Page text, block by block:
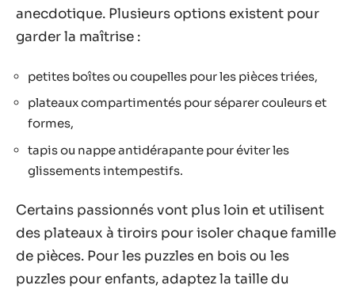
anecdotique. Plusieurs options existent pour
garder la maîtrise :
petites boîtes ou coupelles pour les pièces triées,
plateaux compartimentés pour séparer couleurs et
formes,
tapis ou nappe antidérapante pour éviter les
glissements intempestifs.
Certains passionnés vont plus loin et utilisent
des plateaux à tiroirs pour isoler chaque famille
de pièces. Pour les puzzles en bois ou les
puzzles pour enfants, adaptez la taille du